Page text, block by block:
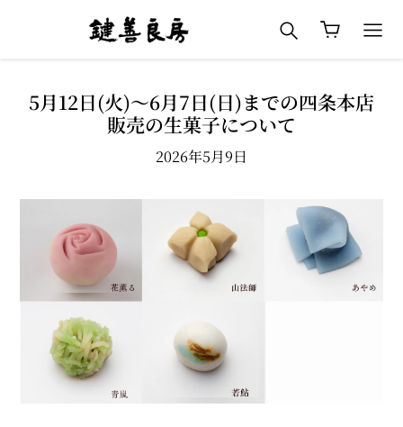
検索 カート
5月12日(火)～6月7日(日)までの四条本店
販売の生菓子について
2026年5月9日